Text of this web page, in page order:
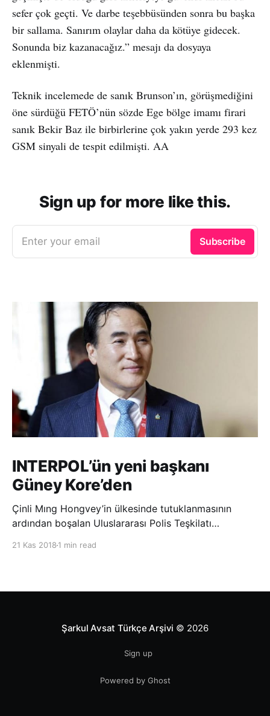
sefer çok geçti. Ve darbe teşebbüsünden sonra bu başka
bir sallama. Sanırım olaylar daha da kötüye gidecek.
Sonunda biz kazanacağız.” mesajı da dosyaya
eklenmişti.
Teknik incelemede de sanık Brunson’ın, görüşmediğini
öne sürdüğü FETÖ’nün sözde Ege bölge imamı firari
sanık Bekir Baz ile birbirlerine çok yakın yerde 293 kez
GSM sinyali de tespit edilmişti. AA
Sign up for more like this.
Enter your email Subscribe
INTERPOL’ün yeni başkanı
Güney Kore’den
Çinli Mıng Hongvey’in ülkesinde tutuklanmasının
ardından boşalan Uluslararası Polis Teşkilatı
21 Kas 2018 1 min read
Şarkul Avsat Türkçe Arşivi © 2026
Sign up
Powered by Ghost